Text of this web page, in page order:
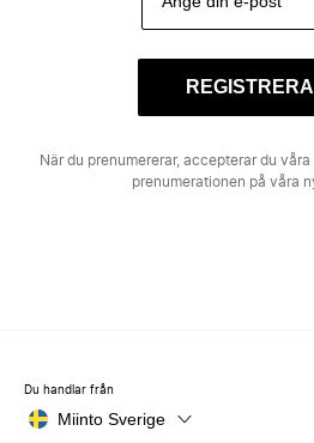
När du prenumererar, accepterar du våra
prenumerationen på våra
Du handlar från
Miinto Sverige